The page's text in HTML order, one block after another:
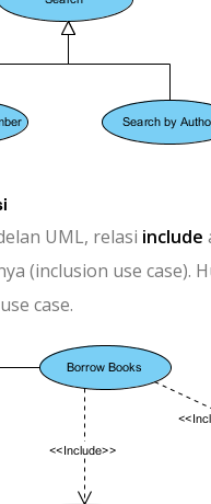
UML, relasi include
(inclusion use
case.